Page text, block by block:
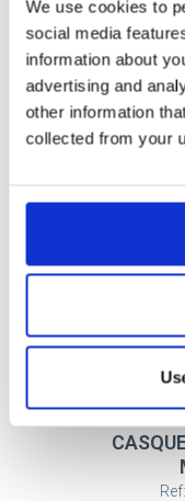
We use cookies to
social media
information about
advertising and
other information
collected from your
Plus